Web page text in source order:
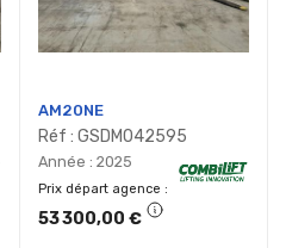
AM20NE
Réf : GSDM042595
Année : 2025
Prix départ agence
53 300,00 €